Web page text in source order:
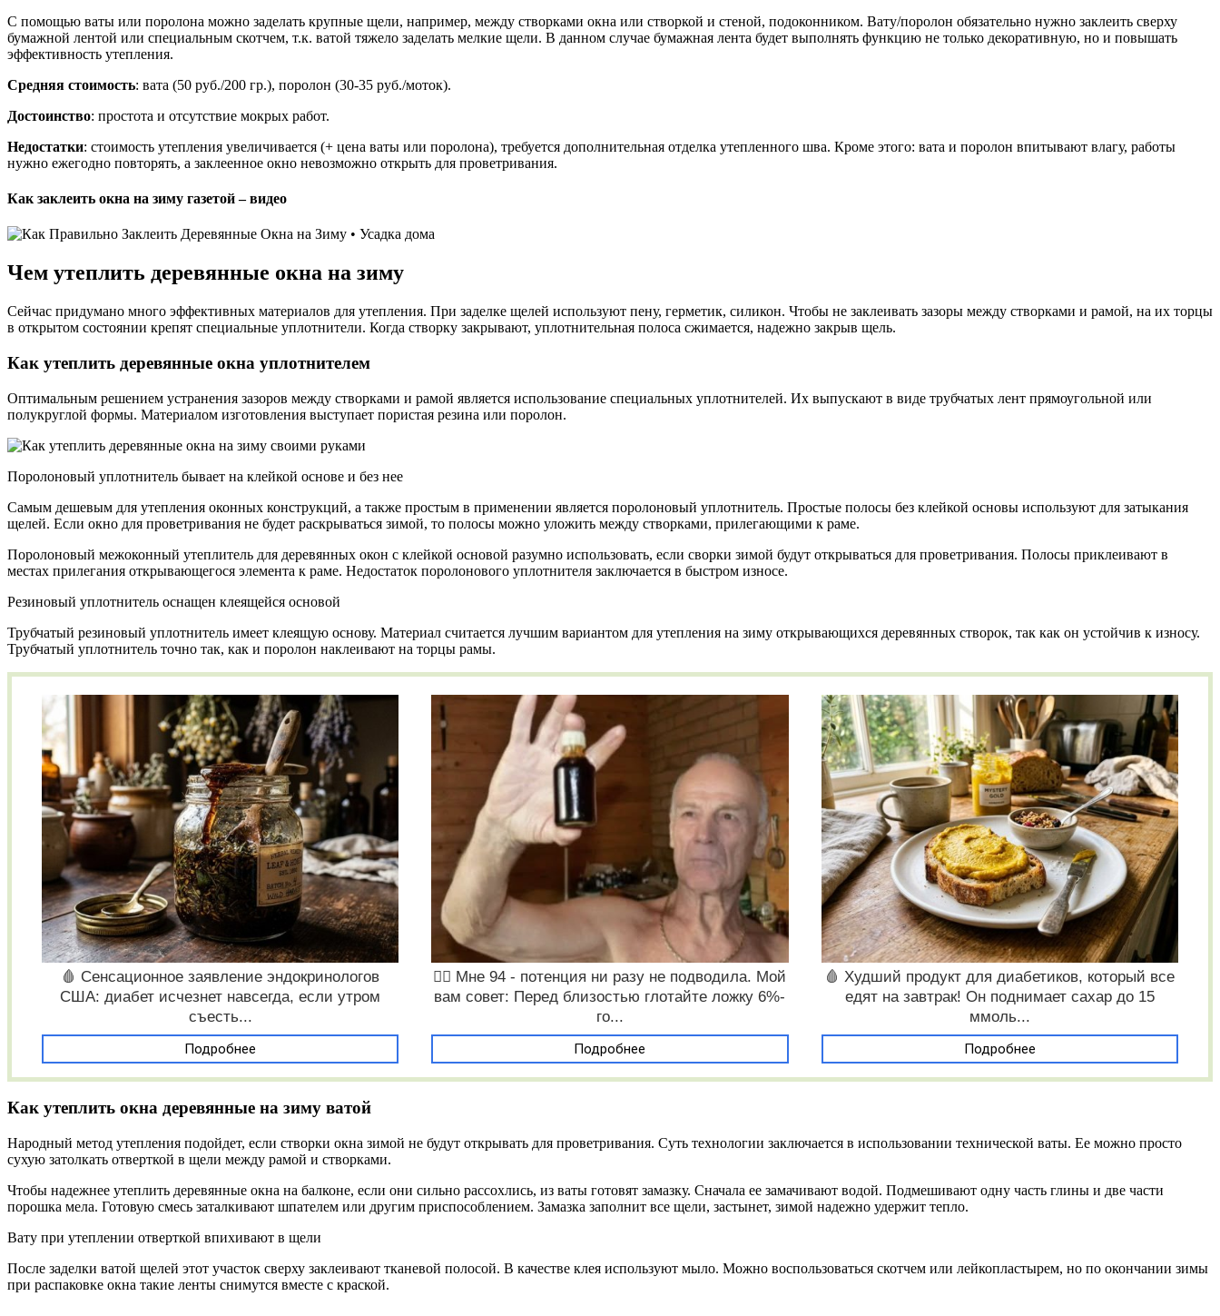
С помощью ваты или поролона можно заделать крупные щели, например, между створками окна или створкой и стеной, подоконником. Вату/поролон обязательно нужно заклеить сверху
бумажной лентой или специальным скотчем, т.к. ватой тяжело заделать мелкие щели. В данном случае бумажная лента будет выполнять функцию не только декоративную, но и повышать
эффективность утепления.
Средняя стоимость: вата (50 руб./200 гр.), поролон (30-35 руб./моток).
Достоинство: простота и отсутствие мокрых работ.
Недостатки: стоимость утепления увеличивается (+ цена ваты или поролона), требуется дополнительная отделка утепленного шва. Кроме этого: вата и поролон впитывают влагу, работы
нужно ежегодно повторять, а заклеенное окно невозможно открыть для проветривания.
Как заклеить окна на зиму газетой – видео
Чем утеплить деревянные окна на зиму
Сейчас придумано много эффективных материалов для утепления. При заделке щелей используют пену, герметик, силикон. Чтобы не заклеивать зазоры между створками и рамой, на их торцы
в открытом состоянии крепят специальные уплотнители. Когда створку закрывают, уплотнительная полоса сжимается, надежно закрыв щель.
Как утеплить деревянные окна уплотнителем
Оптимальным решением устранения зазоров между створками и рамой является использование специальных уплотнителей. Их выпускают в виде трубчатых лент прямоугольной или
полукруглой формы. Материалом изготовления выступает пористая резина или поролон.
Поролоновый уплотнитель бывает на клейкой основе и без нее
Самым дешевым для утепления оконных конструкций, а также простым в применении является поролоновый уплотнитель. Простые полосы без клейкой основы используют для затыкания
щелей. Если окно для проветривания не будет раскрываться зимой, то полосы можно уложить между створками, прилегающими к раме.
Поролоновый межоконный утеплитель для деревянных окон с клейкой основой разумно использовать, если сворки зимой будут открываться для проветривания. Полосы приклеивают в
местах прилегания открывающегося элемента к раме. Недостаток поролонового уплотнителя заключается в быстром износе.
Резиновый уплотнитель оснащен клеящейся основой
Трубчатый резиновый уплотнитель имеет клеящую основу. Материал считается лучшим вариантом для утепления на зиму открывающихся деревянных створок, так как он устойчив к износу.
Трубчатый уплотнитель точно так, как и поролон наклеивают на торцы рамы.
🩸 Сенсационное заявление эндокринологов
США: диабет исчезнет навсегда, если утром
съесть...
Подробнее
❤️‍🔥 Мне 94 - потенция ни разу не подводила. Мой
вам совет: Перед близостью глотайте ложку 6%-
го...
Подробнее
🩸 Худший продукт для диабетиков, который все
едят на завтрак! Он поднимает сахар до 15
ммоль...
Подробнее
Как утеплить окна деревянные на зиму ватой
Народный метод утепления подойдет, если створки окна зимой не будут открывать для проветривания. Суть технологии заключается в использовании технической ваты. Ее можно просто
сухую затолкать отверткой в щели между рамой и створками.
Чтобы надежнее утеплить деревянные окна на балконе, если они сильно рассохлись, из ваты готовят замазку. Сначала ее замачивают водой. Подмешивают одну часть глины и две части
порошка мела. Готовую смесь заталкивают шпателем или другим приспособлением. Замазка заполнит все щели, застынет, зимой надежно удержит тепло.
Вату при утеплении отверткой впихивают в щели
После заделки ватой щелей этот участок сверху заклеивают тканевой полосой. В качестве клея используют мыло. Можно воспользоваться скотчем или лейкопластырем, но по окончании зимы
при распаковке окна такие ленты снимутся вместе с краской.